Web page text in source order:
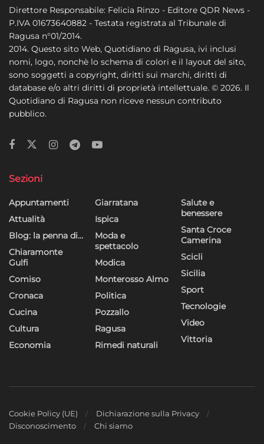
Direttore Responsabile: Felicia Rinzo - Editore QDR News -
P.IVA 01673640882 - Testata registrata al Tribunale di
Ragusa n°01/2014.
2014. Questo sito Web, Quotidiano di Ragusa, ivi inclusi
nomi, logo, nonchè lo schema di colori e il layout del sito,
sono soggetti a copyright, diritti sui marchi, diritti di
database e/o altri diritti di proprietà intellettuale. © 2026. Il
Quotidiano di Ragusa non riceve nessun contributo
pubblico.
Sezioni
Appuntamenti
Attualità
Blog: la penna di…
Chiaramonte
Gulfi
Comiso
Cronaca
Cucina
Cultura
Economia
Giarratana
Ispica
Moda e
spettacolo
Modica
Monterosso Almo
Politica
Pozzallo
Ragusa
Rimedi naturali
Salute e
benessere
Santa Croce
Camerina
Scicli
Sicilia
Sport
Tecnologie
Video
Vittoria
Cookie Policy (UE)
Dichiarazione sulla Privacy
Disconoscimento
Chi siamo